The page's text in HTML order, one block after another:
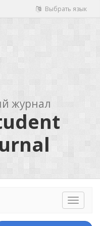
Выбрать язык
журнал
Toggle